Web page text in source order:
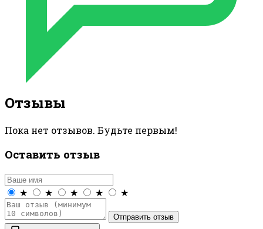
Отзывы
Пока нет отзывов. Будьте первым!
Оставить отзыв
★ ★ ★ ★ ★
Отправить отзыв